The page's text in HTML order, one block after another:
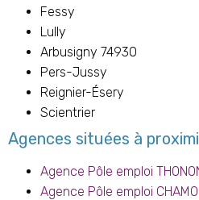
Fessy
Lully
Arbusigny 74930
Pers-Jussy
Reignier-Ésery
Scientrier
Agences situées à
Agence Pôle emploi
Agence Pôle emploi